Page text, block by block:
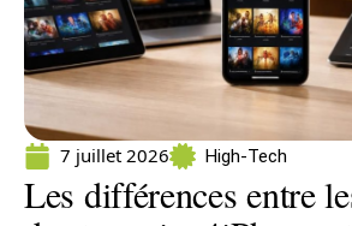
7 juillet 2026 High-Tech
Les différences entre